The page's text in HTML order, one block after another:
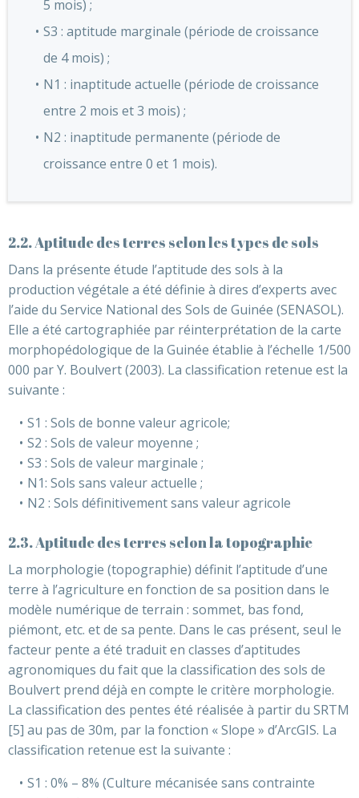
5 mois) ;
S3 : aptitude marginale (période de croissance
de 4 mois) ;
N1 : inaptitude actuelle (période de croissance
entre 2 mois et 3 mois) ;
N2 : inaptitude permanente (période de
croissance entre 0 et 1 mois).
2.2. Aptitude des terres selon les types de sols
Dans la présente étude l’aptitude des sols à la
production végétale a été définie à dires d’experts avec
l’aide du Service National des Sols de Guinée (SENASOL).
Elle a été cartographiée par réinterprétation de la carte
morphopédologique de la Guinée établie à l’échelle 1/500
000 par Y. Boulvert (2003). La classification retenue est la
suivante :
S1 : Sols de bonne valeur agricole;
S2 : Sols de valeur moyenne ;
S3 : Sols de valeur marginale ;
N1: Sols sans valeur actuelle ;
N2 : Sols définitivement sans valeur agricole
2.3. Aptitude des terres selon la topographie
La morphologie (topographie) définit l’aptitude d’une
terre à l’agriculture en fonction de sa position dans le
modèle numérique de terrain : sommet, bas fond,
piémont, etc. et de sa pente. Dans le cas présent, seul le
facteur pente a été traduit en classes d’aptitudes
agronomiques du fait que la classification des sols de
Boulvert prend déjà en compte le critère morphologie.
La classification des pentes été réalisée à partir du SRTM
[5] au pas de 30m, par la fonction « Slope » d’ArcGIS. La
classification retenue est la suivante :
S1 : 0% – 8% (Culture mécanisée sans contrainte